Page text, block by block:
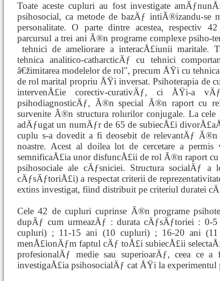
Toate aceste cupluri au fost investigate
psihosocial, ca metode de bazÄƒ intiÃ®izandu-se
personalitate. O parte dintre acestea, respectiv
parcursul a trei ani Ã®n programe complexe psiho-
tehnici de ameliorare a interacÅ£iuniimaritale.
tehnica analitico-catharcticÄƒ cu tehnici
â€žimitarea modelelor de rol", precum ÅŸi cu
de rol marital propriu ÅŸi inversat. Psihoterapia de
intervenÅ£ie corectiv-curativÄƒ, ci ÅŸi-a
psihodiagnosticÄƒ, Ã®n special Ã®n raport cu
survenite Ã®n structura rolurilor conjugale. La cele
adÄƒugat un numÄƒr de 65 de subiecÅ£i
cuplu s-a dovedit a fi deosebit de relevantÄƒ Ã®n
noastre. Acest al doilea lot de cercetare a
semnificaÅ£ia unor disfuncÅ£ii de rol Ã®n raport
psihosociale ale cÄƒsniciei. Structura socialÄƒ a
cÄƒsÄƒtoriÅ£i) a respectat criterii de
extins investigat, fiind distribuit pe criteriul duratei
Cele 42 de cupluri cuprinse Ã®n programe
dupÄƒ cum urmeazÄƒ : durata cÄƒsÄƒtoriei :
cupluri) ; 11-15 ani (10 cupluri) ; 16-20 ani (11
menÅ£ionÄƒm faptul cÄƒ toÅ£i subiecÅ£ii
profesionalÄƒ medie sau superioarÄƒ, ceea ce
investigaÅ£ia psihosocialÄƒ cat ÅŸi la experimentul